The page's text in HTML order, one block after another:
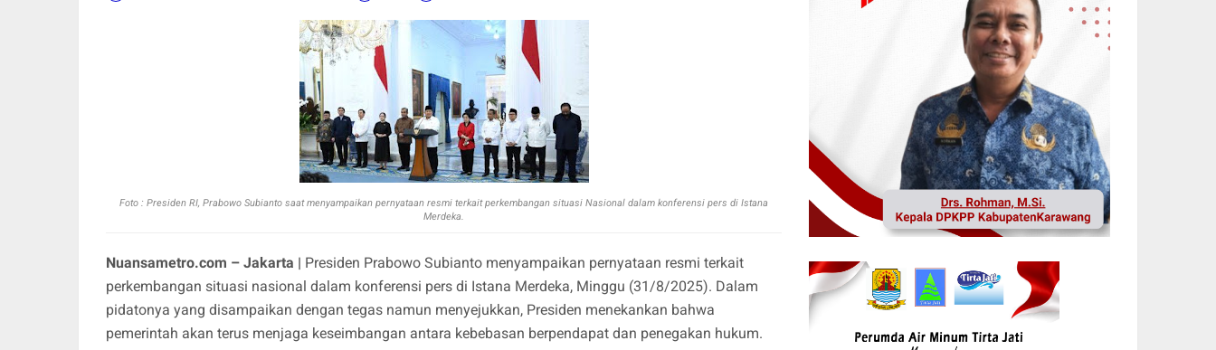
Foto : Presiden RI, Prabowo Subianto saat menyampaikan pernyataan resmi terkait perkembangan situasi Nasional dalam konferensi pers di Istana
Merdeka.
Nuansametro.com – Jakarta | Presiden Prabowo Subianto menyampaikan pernyataan resmi terkait
perkembangan situasi nasional dalam konferensi pers di Istana Merdeka, Minggu (31/8/2025). Dalam
pidatonya yang disampaikan dengan tegas namun menyejukkan, Presiden menekankan bahwa
pemerintah akan terus menjaga keseimbangan antara kebebasan berpendapat dan penegakan hukum.